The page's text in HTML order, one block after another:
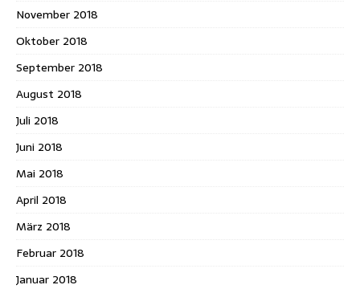
November 2018
Oktober 2018
September 2018
August 2018
Juli 2018
Juni 2018
Mai 2018
April 2018
März 2018
Februar 2018
Januar 2018